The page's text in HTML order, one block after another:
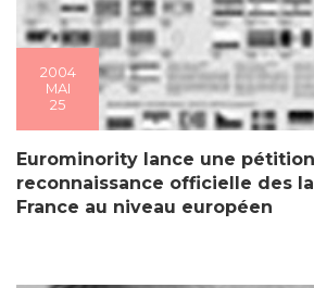
2004
MAI
25
Eurominority lance une
reconnaissance officielle des
France au niveau européen